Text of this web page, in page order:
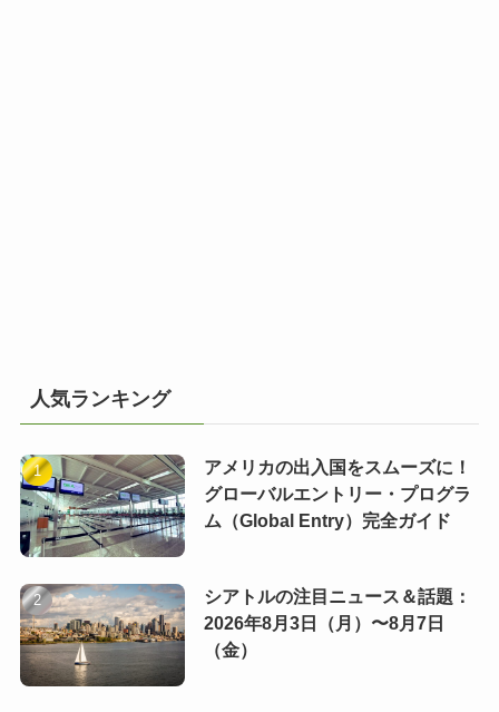
人気ランキング
アメリカの出入国をスムーズに！
グローバルエントリー・プログラ
ム（Global Entry）完全ガイド
シアトルの注目ニュース＆話題：
2026年8月3日（月）〜8月7日
（金）